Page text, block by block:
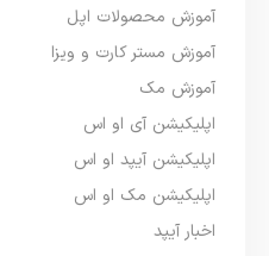
آموزش محصولات اپل
آموزش مستر کارت و ویزا
آموزش مک
اپلیکیشن آی او اس
اپلیکیشن آیپد او اس
اپلیکیشن مک او اس
اخبار آیپد